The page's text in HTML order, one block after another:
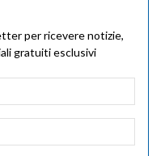
per ricevere notizie,
gratuiti esclusivi